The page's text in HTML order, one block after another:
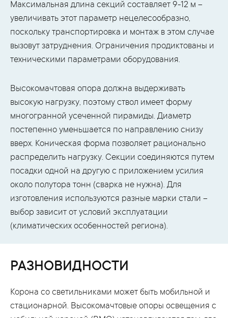
Максимальная длина секций составляет 9-12 м –
увеличивать этот параметр нецелесообразно,
поскольку транспортировка и монтаж в этом случае
вызовут затруднения. Ограничения продиктованы и
техническими параметрами оборудования.
Высокомачтовая опора должна выдерживать
высокую нагрузку, поэтому ствол имеет форму
многогранной усеченной пирамиды. Диаметр
постепенно уменьшается по направлению снизу
вверх. Коническая форма позволяет рационально
распределить нагрузку. Секции соединяются путем
посадки одной на другую с приложением усилия
около полутора тонн (сварка не нужна). Для
изготовления используются разные марки стали –
выбор зависит от условий эксплуатации
(климатических особенностей региона).
РАЗНОВИДНОСТИ
Корона со светильниками может быть мобильной и
стационарной. Высокомачтовые опоры освещения с